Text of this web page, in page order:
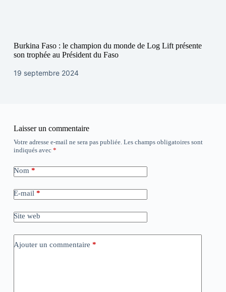
Burkina Faso : le champion du monde de Log Lift présente
son trophée au Président du Faso
19 septembre 2024
Laisser un commentaire
Votre adresse e-mail ne sera pas publiée. Les champs obligatoires sont
indiqués avec *
Nom *
E-mail *
Site web
Ajouter un commentaire *